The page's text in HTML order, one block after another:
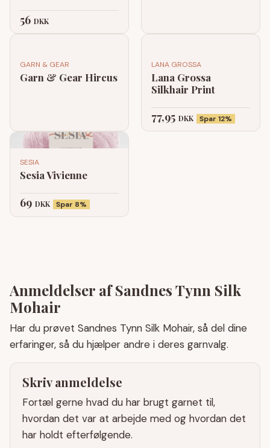
56 DKK
GARN & GEAR
Garn & Gear Hircus
LANA GROSSA
Lana Grossa
Silkhair Print
77,95 DKK Spar 12%
SESIA
Sesia Vivienne
69 DKK Spar 8%
Anmeldelser af Sandnes Tynn Silk
Mohair
Har du prøvet Sandnes Tynn Silk Mohair, så del dine
erfaringer, så du hjælper andre i deres garnvalg.
Skriv anmeldelse
Fortæl gerne hvad du har brugt garnet til,
hvordan det var at arbejde med og hvordan det
har holdt efterfølgende.